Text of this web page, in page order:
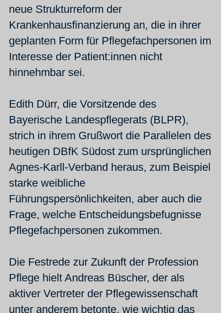
neue Strukturreform der
Krankenhausfinanzierung an, die in ihrer
geplanten Form für Pflegefachpersonen im
Interesse der Patient:innen nicht
hinnehmbar sei.
Edith Dürr, die Vorsitzende des
Bayerische Landespflegerats (BLPR),
strich in ihrem Grußwort die Parallelen des
heutigen DBfK Südost zum ursprünglichen
Agnes-Karll-Verband heraus, zum Beispiel
starke weibliche
Führungspersönlichkeiten, aber auch die
Frage, welche Entscheidungsbefugnisse
Pflegefachpersonen zukommen.
Die Festrede zur Zukunft der Profession
Pflege hielt Andreas Büscher, der als
aktiver Vertreter der Pflegewissenschaft
unter anderem betonte, wie wichtig das